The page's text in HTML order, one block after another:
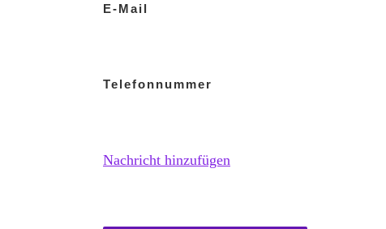
E-Mail
Telefonnummer
Nachricht hinzufügen